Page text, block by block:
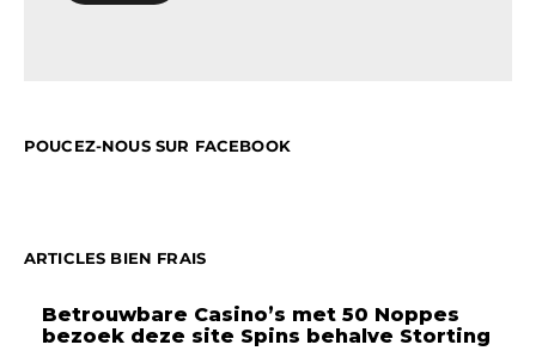
POUCEZ-NOUS SUR FACEBOOK
ARTICLES BIEN FRAIS
Betrouwbare Casino’s met 50 Noppes
bezoek deze site Spins behalve Storting